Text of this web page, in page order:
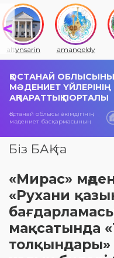
altynsarin amangeldy
ҚОСТАНАЙ
МӘДЕНИЕТ ҮЙЛЕРІНІҢ
АҚПАРАТТЫҚ ПОРТАЛЫ
Қостанай облысы әкімдігінің
мәдениет басқармасының
Біз БАҚ-та
«Мирас»
«Рухани
мақсатында